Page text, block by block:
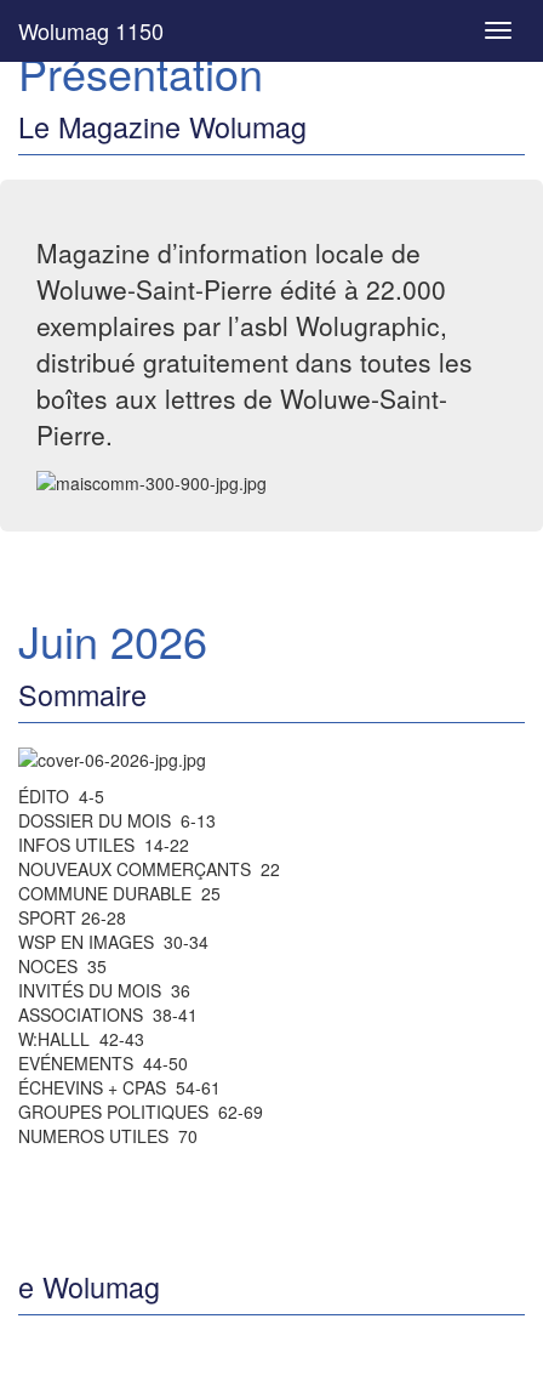
Wolumag 1150
Présentation
Le Magazine Wolumag
Magazine d’information locale de
Woluwe-Saint-Pierre édité à 22.000
exemplaires par l’asbl Wolugraphic,
distribué gratuitement dans toutes les
boîtes aux lettres de Woluwe-Saint-
Pierre.
Juin 2026
Sommaire
ÉDITO 4-5
DOSSIER DU MOIS 6-13
INFOS UTILES 14-22
NOUVEAUX COMMERÇANTS 22
COMMUNE DURABLE 25
SPORT 26-28
WSP EN IMAGES 30-34
NOCES 35
INVITÉS DU MOIS 36
ASSOCIATIONS 38-41
W:HALLL 42-43
EVÉNEMENTS 44-50
ÉCHEVINS + CPAS 54-61
GROUPES POLITIQUES 62-69
NUMEROS UTILES 70
e Wolumag